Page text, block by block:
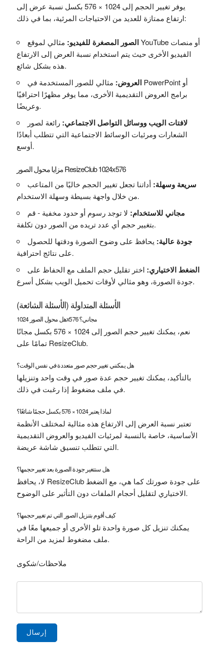
يوفر تغيير الحجم إلى 1024 × 576 بكسل نسبة عرض إلى
ارتفاع ممتازة للعديد من الاحتياجات المرئية، بما في ذلك:
الصور المصغرة للفيديو: مثالي لموقع YouTube أو منصات
الفيديو الأخرى حيث يتم استخدام نسبة العرض إلى الارتفاع
هذه بشكل شائع.
العروض: مثالي للصور المستخدمة في PowerPoint أو
برامج العروض التقديمية الأخرى، مما يوفر مظهرًا احترافيًا
وعريضًا.
لافتات الويب ووسائل التواصل الاجتماعي:رائعة لصور
الشعارات ومرئيات الوسائط الاجتماعية التي تتطلب أبعادًا
أوسع.
مزايا محول الصور ResizeClub 1024x576
سريعة وسهلة:أداتنا تجعل تغيير الحجم خاليًا من المتاعب
من خلال واجهة بسيطة وسهلة الاستخدام.
مجاني للاستخدام: لا توجد رسوم أو حدود مخفية - قم
بتغيير حجم أي عدد تريده من الصور دون تكلفة.
جودة عالية: يحافظ على وضوح الصورة ودقتها للحصول
على نتائج احترافية.
الضغط الاختياري: اختر تقليل حجم الملف مع الحفاظ على
جودة الصورة، وهو مثالي لأوقات تحميل الويب بشكل أسرع.
الأسئلة المتداولة (الأسئلة الشائعة)
هل محول الصور 1024x576 مجاني؟
نعم، يمكنك تغيير حجم الصور إلى 1024 × 576 بكسل مجانًا
تمامًا على ResizeClub.
هل يمكنني تغيير حجم صور متعددة في نفس الوقت؟
بالتأكيد، يمكنك تغيير حجم عدة صور في وقت واحد وتنزيلها
في ملف مضغوط إذا رغبت في ذلك.
لماذا يعتبر 1024 × 576 بكسل حجمًا شائعًا؟
تعتبر نسبة العرض إلى الارتفاع هذه مثالية لمختلف الأنظمة
الأساسية، خاصة بالنسبة لمرئيات الفيديو والعروض التقديمية
التي تتطلب تنسيق شاشة عريضة.
هل ستتغير جودة الصورة بعد تغيير حجمها؟
لا، يحافظ ResizeClub على جودة صورتك كما هي، مع الضغط
الاختياري لتقليل أحجام الملفات دون التأثير على الوضوح.
كيف أقوم بتنزيل الصور التي تم تغيير حجمها؟
يمكنك تنزيل كل صورة واحدة تلو الأخرى أو جميعها معًا في
ملف مضغوط لمزيد من الراحة.
ملاحظات/شكوى
إرسال